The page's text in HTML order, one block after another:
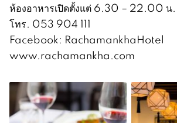
ห้องอาหารเปิดตั้งแต่ 6.30 – 22.00 น.
โทร. 053 904 111
Facebook: RachamankhaHotel
www.rachamankha.com